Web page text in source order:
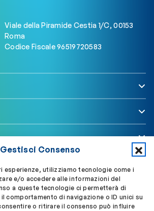
Gestisci Consenso
esperienze, utilizziamo tecnologie come i
e/o accedere alle informazioni del
a queste tecnologie ci permetterà di
comportamento di navigazione o ID unici su
o ritirare il consenso può influire
Viale della Piramide Cestia 1/C, 00153
Roma
Codice Fiscale 96519720583
Accedi a My OBLA